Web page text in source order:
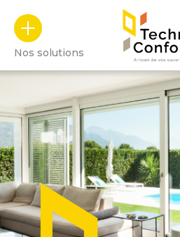
Nos solutions
Panneau de gestion des cookies